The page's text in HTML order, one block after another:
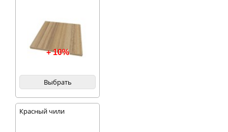
+ 10%
Выбрать
Красный чили